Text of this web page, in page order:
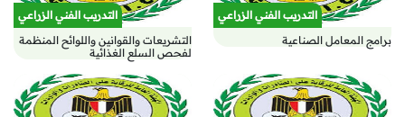
التدريب الفني الزراعي
برامج المعامل الصناعية
التدريب الفني الزراعي
التشريعات والقوانين واللوائح المنظمة
لفحص السلع الغذائية